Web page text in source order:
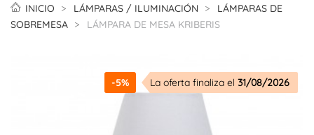
INICIO LÁMPARAS / ILUMINACIÓN
LÁMPARAS DE
SOBREMESA
LÁMPARA DE MESA KRIBERIS
-5% La oferta finaliza el 31/08/2026